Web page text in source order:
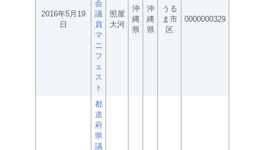
2016年5月19
日
会
議
員
マ
ニ
フ
ェ
ス
ト
照屋
大河
沖
縄
県
沖
縄
県
うる
ま市
区
0000000329
都
道
府
県
議